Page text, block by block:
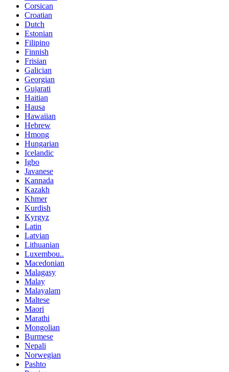
Corsican
Croatian
Dutch
Estonian
Filipino
Finnish
Frisian
Galician
Georgian
Gujarati
Haitian
Hausa
Hawaiian
Hebrew
Hmong
Hungarian
Icelandic
Igbo
Javanese
Kannada
Kazakh
Khmer
Kurdish
Kyrgyz
Latin
Latvian
Lithuanian
Luxembou..
Macedonian
Malagasy
Malay
Malayalam
Maltese
Maori
Marathi
Mongolian
Burmese
Nepali
Norwegian
Pashto